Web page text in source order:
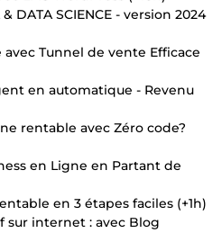
DATA SCIENCE - version 2024
Tunnel de vente Efficace
en automatique - Revenu
rentable avec Zéro code?
en Ligne en Partant de
en 3 étapes faciles (+1h)
sur internet : avec Blog